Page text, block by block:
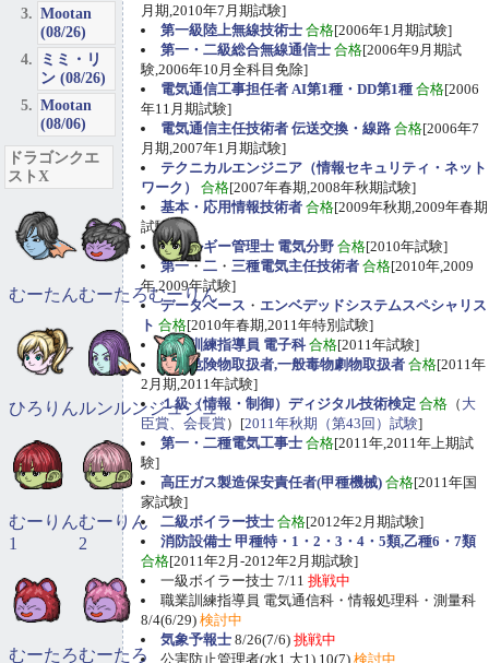
月期,2010年7月期試験]
第一級陸上無線技術士 合格[2006年1月期試験]
第一・二級総合無線通信士 合格[2006年9月期試
験,2006年10月全科目免除]
電気通信工事担任者 AI第1種・DD第1種 合格[2006
年11月期試験]
電気通信主任技術者 伝送交換・線路 合格[2006年7
月期,2007年1月期試験]
テクニカルエンジニア（情報セキュリティ・ネット
ワーク）
合格[2007年春期,2008年秋期試験]
基本・応用情報技術者 合格[2009年秋期,2009年春期
試験]
エネルギー管理士 電気分野 合格[2010年試験]
第一・二 ・ 三種電気主任技術者 合格[2010年,2009
年,2009年試験]
データベース ・ エンベデッドシステムスペシャリス
ト 合格[2010年春期,2011年特別試験]
職業訓練指導員 電子科 合格[2011年試験]
甲種危険物取扱者,一般毒物劇物取扱者 合格[2011年
2月期,2011年試験]
１級（情報・制御）ディジタル技術検定 合格 （ 大
臣賞、会長賞）[2011年秋期（第43回）試験]
第一・二種電気工事士 合格[2011年,2011年上期試
験]
高圧ガス製造保安責任者(甲種機械) 合格[2011年国
家試験]
二級ボイラー技士 合格[2012年2月期試験]
消防設備士 甲種特・1・2・3・4・5類,乙種6・7類
合格[2011年2月-2012年2月期試験]
一級ボイラー技士 7/11 挑戦中
職業訓練指導員 電気通信科・情報処理科・測量科
8/4(6/29) 検討中
気象予報士 8/26(7/6) 挑戦中
公害防止管理者(水1,大1) 10(7) 検討中
Mootan
(08/26)
ミミ・リ
ン (08/26)
Mootan
(08/06)
ドラゴンクエ
ストX
むーたんむーたろむーりん
ひろりんルンルンジュジュ
むーりん
1
むーりん
2
むーたろむーたろ